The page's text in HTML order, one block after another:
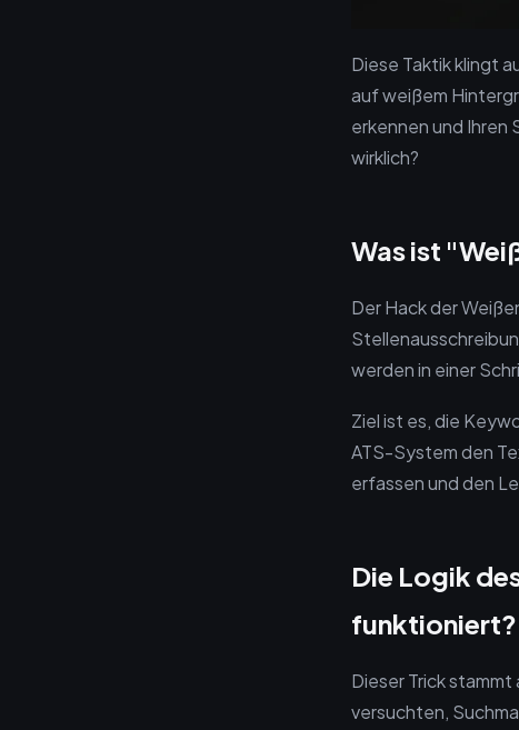
Diese Taktik klingt
auf weißem
erkennen und Ihren
wirklich?
Was ist
Der Hack der
werden in einer
Ziel ist es, die
ATS-System den
erfassen und den
Die Logik
funktioniert?
Dieser Trick
versuchten,